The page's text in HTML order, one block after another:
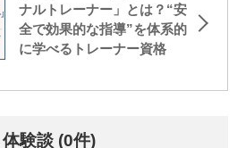
ナルトレーナー」とは？“安
全で効果的な指導”を体系的
に学べるトレーナー資格
験談 (0件)